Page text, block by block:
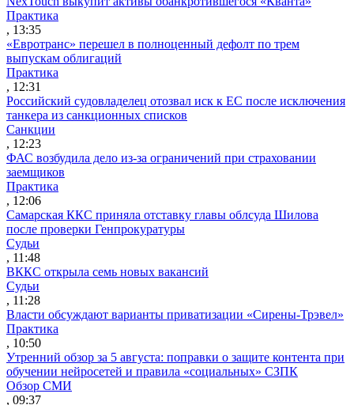
Практика
, 13:35
«Евротранс» перешел в полноценный дефолт по трем
выпускам облигаций
Практика
, 12:31
Российский судовладелец отозвал иск к ЕС после исключения
танкера из санкционных списков
Санкции
, 12:23
ФАС возбудила дело из-за ограничений при страховании
заемщиков
Практика
, 12:06
Самарская ККС приняла отставку главы облсуда Шилова
после проверки Генпрокуратуры
Судьи
, 11:48
ВККС открыла семь новых вакансий
Судьи
, 11:28
Власти обсуждают варианты приватизации «Сирены-Трэвел»
Практика
, 10:50
Утренний обзор за 5 августа: поправки о защите контента при
обучении нейросетей и правила «социальных» СЗПК
Обзор СМИ
, 09:37